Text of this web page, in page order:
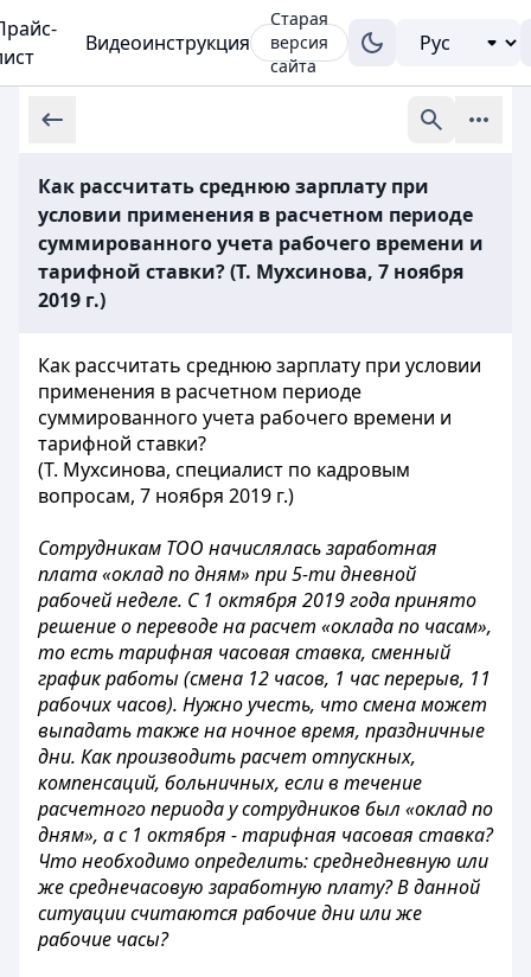
Видеоинструкция
Старая
версия
сайта
Как рассчитать среднюю зарплату при
условии применения в расчетном периоде
суммированного учета рабочего времени и
тарифной ставки? (Т. Мухсинова, 7 ноября
2019 г.)
Как рассчитать среднюю зарплату при условии
применения в расчетном периоде
суммированного учета рабочего времени и
тарифной ставки?
(Т. Мухсинова, специалист по кадровым
вопросам, 7 ноября 2019 г.)
Сотрудникам ТОО начислялась заработная
плата «оклад по дням» при 5-ти дневной
рабочей неделе. С 1 октября 2019 года принято
решение о переводе на расчет «оклада по часам»,
то есть тарифная часовая ставка, сменный
график работы (смена 12 часов, 1 час перерыв, 11
рабочих часов). Нужно учесть, что смена может
выпадать также на ночное время, праздничные
дни. Как производить расчет отпускных,
компенсаций, больничных, если в течение
расчетного периода у сотрудников был «оклад по
дням», а с 1 октября - тарифная часовая ставка?
Что необходимо определить: среднедневную или
же среднечасовую заработную плату? В данной
ситуации считаются рабочие дни или же
рабочие часы?